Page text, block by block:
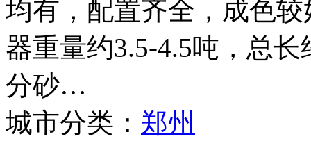
均有，配置齐全，成色
器重量约3.5-4.5吨，总
分砂…
城市分类： 郑州